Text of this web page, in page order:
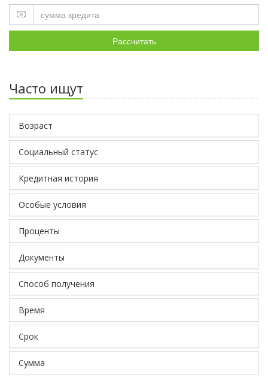
Рассчитать
Часто ищут
Возраст
Социальный статус
Кредитная история
Особые условия
Проценты
Документы
Способ получения
Время
Срок
Сумма